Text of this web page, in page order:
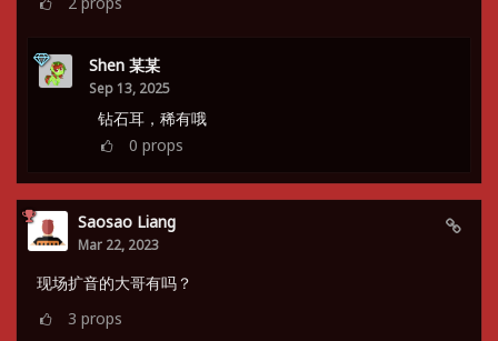
Shen 某某
Sep 13, 2025
钻石耳，稀有哦
0 props
Saosao Liang
Mar 22, 2023
现场扩音的大哥有吗？
3 props